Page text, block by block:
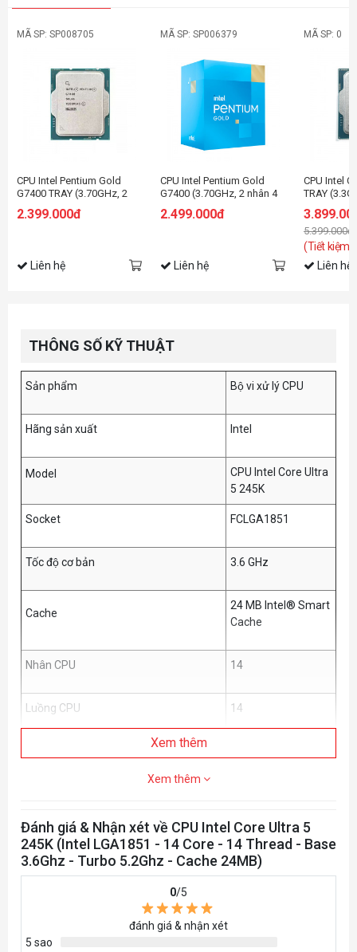
MÃ SP: SP008705
CPU Intel Pentium Gold
G7400 TRAY (3.70GHz, 2
46W) - Socket Intel
2.399.000đ
Liên hệ
MÃ SP: SP006379
CPU Intel Pentium Gold
G7400 (3.70GHz, 2 nhân 4
Socket Intel LGA1700)
2.499.000đ
Liên hệ
MÃ SP: 0
CPU Intel
TRAY
12MB
Intel LGA
5.399.000đ
(Tiết kiệm:
Liên hệ
THÔNG SỐ KỸ THUẬT
Sản phẩm Bộ vi xử lý CPU
Hãng sản xuất Intel
Model
CPU Intel Core Ultra
5 245K
Socket FCLGA1851
Tốc độ cơ bản 3.6 GHz
Cache
24 MB Intel® Smart
Cache
Nhân CPU 14
Luồng CPU 14
Bộ nhớ hỗ trợ
vào loại bộ nhớ)
Sức mạnh cơ sở của bộ xử lý 125W
Xem thêm
Xem thêm
Đánh giá & Nhận xét về CPU Intel Core Ultra 5
245K (Intel LGA1851 - 14 Core - 14 Thread - Base
3.6Ghz - Turbo 5.2Ghz - Cache 24MB)
0/5
đánh giá & nhận xét
5 sao